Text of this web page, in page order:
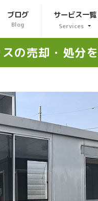
ブログ
Blog
サービス一覧
Services
の売却・処分